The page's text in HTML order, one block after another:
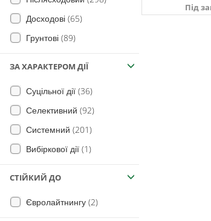
повитиця(7)
Подорожник великий
Полин гіркий (31)
Вівсюг Людовика
Осот шорсткий(46)
Очерет звичайний
Лопух великий (11)
Лаванда(2)
Аніс (1)
Люпин (1)
Огірки(5)
Плодові(1)
на Гречку(3)
Концентрат емульсії
Досходові (65)
Грунтові (89)
ЗА ХАРАКТЕРОМ ДІЇ
Суцільної дії (36)
Селективний (92)
Системний (201)
Вибіркової дії (1)
СТІЙКИЙ ДО
Євролайтнингу (2)
Під